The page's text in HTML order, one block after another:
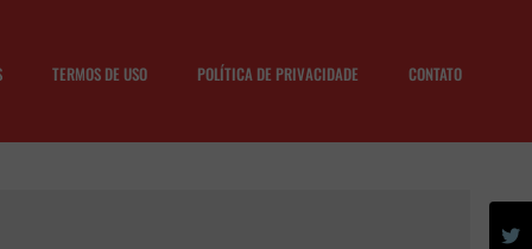
TERMOS DE USO POLÍTICA DE PRIVACIDADE CONTATO